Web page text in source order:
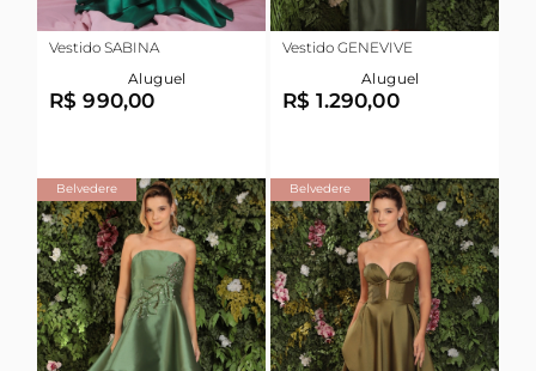
Vestido SABINA
Aluguel
R$ 990,00
Vestido GENEVIVE
Aluguel
R$ 1.290,00
Belvedere Belvedere